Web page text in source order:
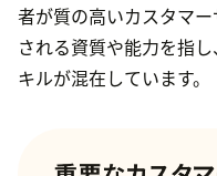
者が質の高いカスタマ
される資質や能力を指
キルが混在しています。